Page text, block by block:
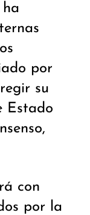
por
su
Estado
con
por la